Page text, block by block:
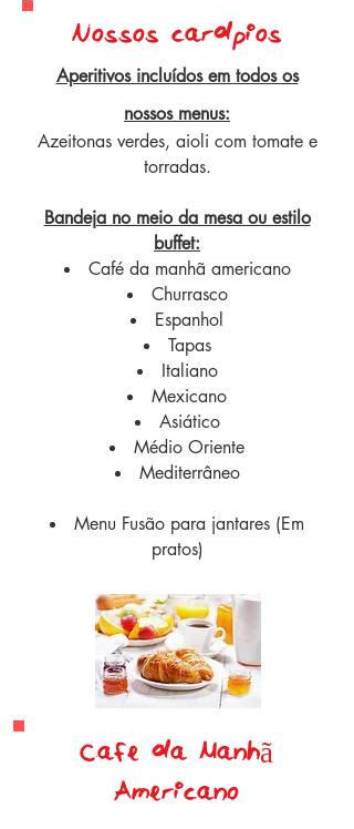
N0ss0s cardápi0s
Aperitivos incluídos em todos os
nossos menus:
Azeitonas verdes, aioli com tomate e
torradas.
Bandeja no meio da mesa ou estilo
buffet:
Café da manhã americano
Churrasco
Espanhol
Tapas
Italiano
Mexicano
Asiático
Médio Oriente
Mediterrâneo
Menu Fusão para jantares (Em
pratos)
Cafée da Manhã
American0